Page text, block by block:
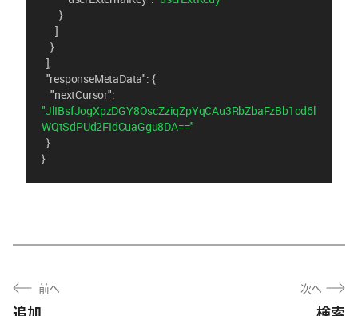
        }
      ]
    }
  ],
"responseMetaData": {
"nextCursor"
"JlIBsfJogXpzDGY8OscZziqZpYqCAu3RbZbaFzBb1od6l
WQtSdPUd2FIdCuaGgu8DA=="
  }
}
前へ 次へ